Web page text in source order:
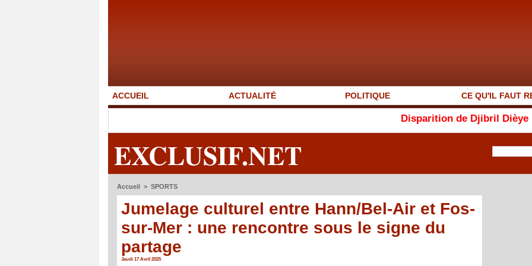
ACCUEIL ACTUALITÉ POLITIQUE CE QU'IL FAUT
Disparition de Djibril Dièye : « AutoMag » perd
EXCLUSIF.NET
Accueil > SPORTS
Jumelage culturel entre Hann/Bel-Air et Fos-
sur-Mer : une rencontre sous le signe du
partage
Jeudi 17 Avril 2025